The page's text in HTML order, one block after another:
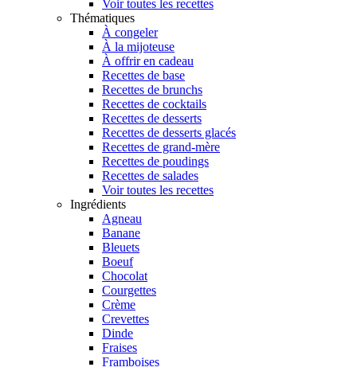
Voir toutes les recettes
Thématiques
À congeler
À la mijoteuse
À offrir en cadeau
Recettes de base
Recettes de brunchs
Recettes de cocktails
Recettes de desserts
Recettes de desserts glacés
Recettes de grand-mère
Recettes de poudings
Recettes de salades
Voir toutes les recettes
Ingrédients
Agneau
Banane
Bleuets
Boeuf
Chocolat
Courgettes
Crème
Crevettes
Dinde
Fraises
Framboises